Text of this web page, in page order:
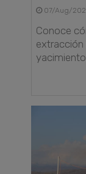
07/Aug/
Conoce
extracción